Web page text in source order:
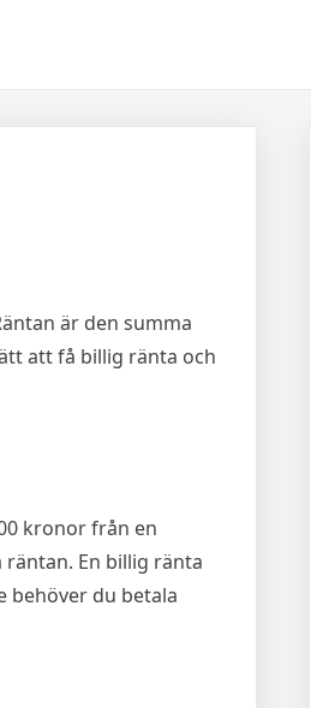
är den summa
att få billig ränta och
kronor från en
En billig ränta
behöver du betala